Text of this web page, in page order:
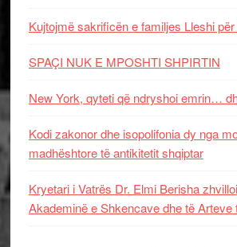
Kujtojmë sakrificën e familjes Lleshi
SPAÇI NUK E MPOSHTI SHPIRTIN
New York, qyteti që ndryshoi emrin…
Kodi zakonor dhe isopolifonia dy nga
madhështore të antikitetit shqiptar
Kryetari i Vatrës Dr. Elmi Berisha
Akademinë e Shkencave dhe të Arteve